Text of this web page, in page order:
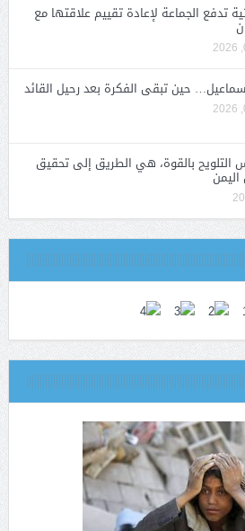
تدفع الجماعة لإعادة تقييم علاقتها مع
حين تبقى الفكرة بعد رحيل القائد
التلويح بالقوة، هي الطريق إلى تحقيق